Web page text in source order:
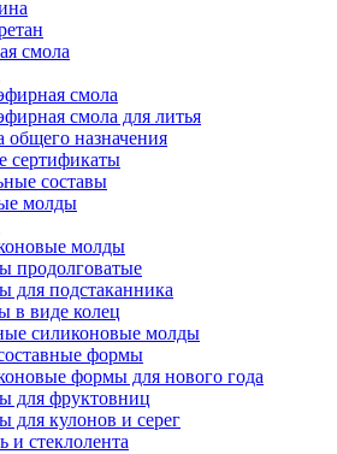
смола
смола
смола для литья
общего назначения
сертификаты
составы
молды
молды
продолговатые
для подстаканника
в виде колец
силиконовые молды
формы
формы для нового года
для фруктовниц
для кулонов и серег
и стеклолента